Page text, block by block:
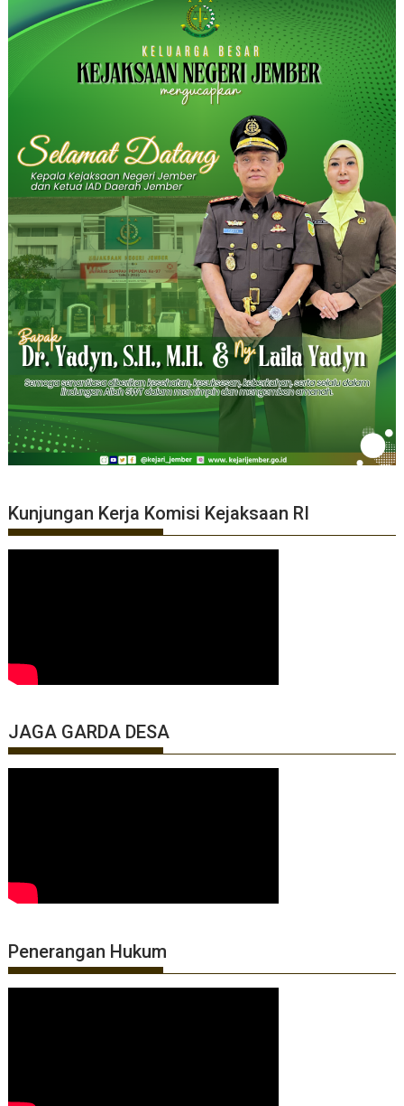
Kunjungan Kerja Komisi Kejaksaan RI
JAGA GARDA DESA
Penerangan Hukum